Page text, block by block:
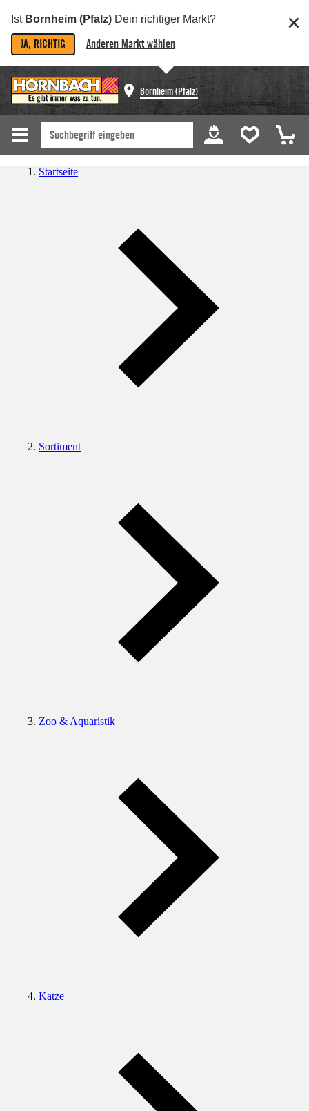
Ist Bornheim (Pfalz) Dein richtiger Markt?
JA, RICHTIG Anderen Markt wählen
Bornheim (Pfalz)
Startseite
Sortiment
Zoo & Aquaristik
Katze